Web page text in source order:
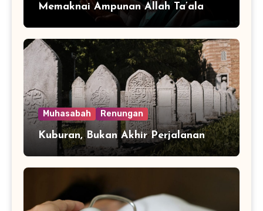
Memaknai Ampunan Allah Ta’ala
Muhasabah Renungan
Kuburan, Bukan Akhir Perjalanan